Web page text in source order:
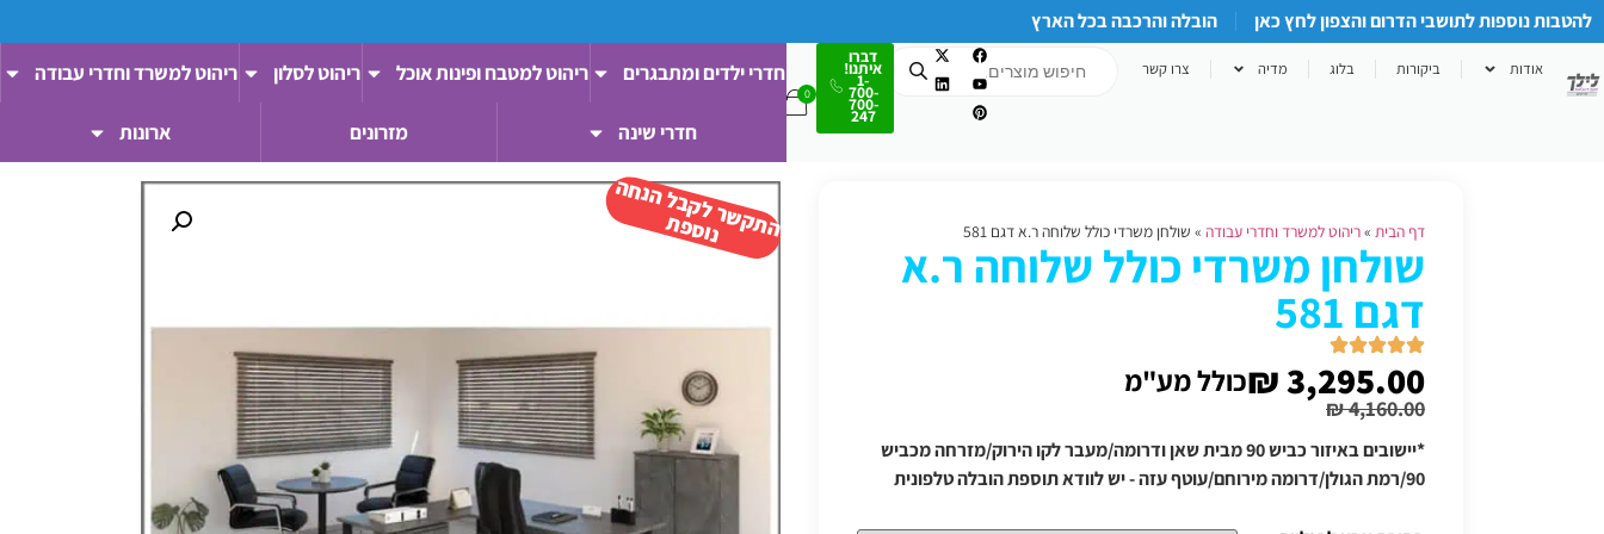
להטבות נוספות לתושבי הדרום והצפון לחץ כאן הובלה והרכבה בכל הארץ
אודות ביקורות בלוג מדיה צרו קשר
דברו
איתנו!
1-
700-
700-
247
חדרי ילדים ומתבגרים ריהוט למטבח ופינות אוכל ריהוט לסלון ריהוט למשרד וחדרי עבודה
חדרי שינה מזרונים ארונות
דף הבית »ריהוט למשרד וחדרי עבודה » שולחן משרדי כולל שלוחה ר.א דגם 581
שולחן משרדי כולל שלוחה ר.א
דגם 581
₪4,160.00
₪3,295.00 כולל מע"מ
*יישובים באיזור כביש 90 מבית שאן ודרומה/מעבר לקו הירוק/מזרחה מכביש
90/רמת הגולן/דרומה מירוחם/עוטף עזה - יש לוודא תוספת הובלה טלפונית
ה
ת
ק
ש
ר
ל
ק
ב
ל
הנ
ח
ה
נו
ס
פ
ת